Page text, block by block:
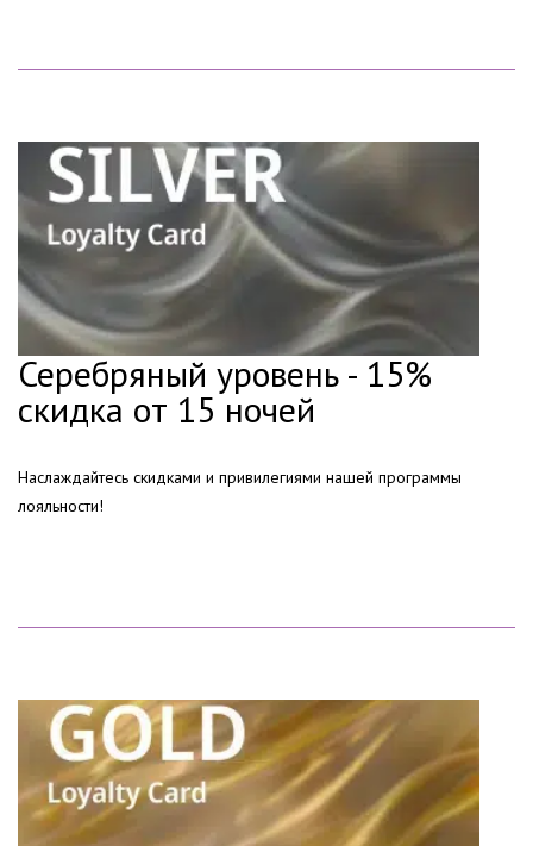
Серебряный уровень - 15%
скидка от 15 ночей
Наслаждайтесь скидками и привилегиями нашей программы
лояльности!